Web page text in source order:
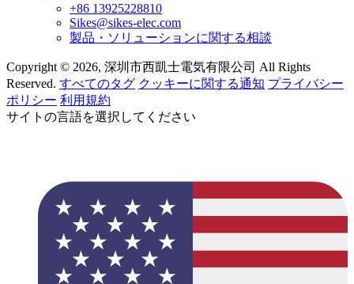
+86 13925228810
Sikes@sikes-elec.com
製品・ソリューションに関する相談
Copyright © 2026, 深圳市西凱士電気有限公司 All Rights
Reserved. すべてのタグ クッキーに関する通知 プライバシー
ポリシー 利用規約
サイトの言語を選択してください